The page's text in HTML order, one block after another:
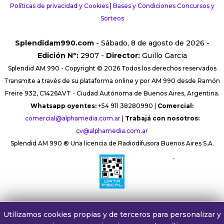
Políticas de privacidad y Cookies| Bases y Condiciones Concursos y
Sorteos
Splendidam990.com- Sábado, 8 de agosto de 2026 -
Edición Nº:2907 - Director:Guillo Garcia
Splendid AM 990 - Copyright © 2026 Todos los derechos reservados
Transmite a través de su plataforma online y por AM 990 desde Ramón
Freire 932, C1426AVT - Ciudad Autónoma de Buenos Aires, Argentina.
Whatsapp oyentes: +54 911 38280990 | Comercial:
comercial@alphamedia.com.ar| Trabajá con nosotros:
cv@alphamedia.com.ar
Splendid AM 990 ® Una licencia de Radiodifusora Buenos Aires S.A.
´
Utilizamos cookies propias y de terceros para personalizar y